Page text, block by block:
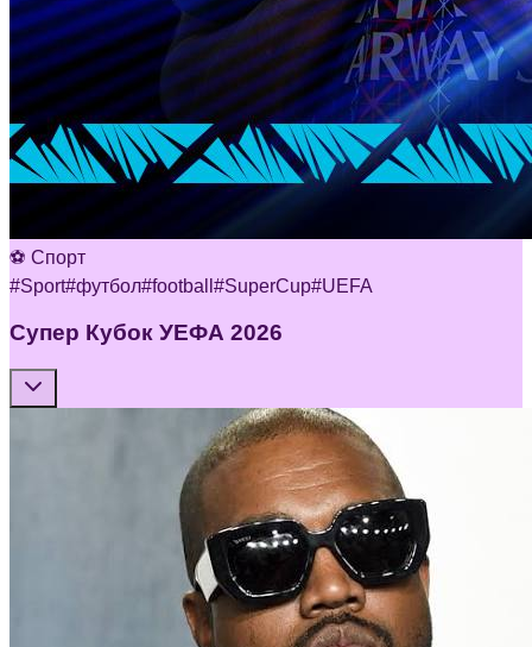
⚽ Спорт
#Sport#футбол#football #SuperCup#UEFA
Супер Кубок УЕФА 2026